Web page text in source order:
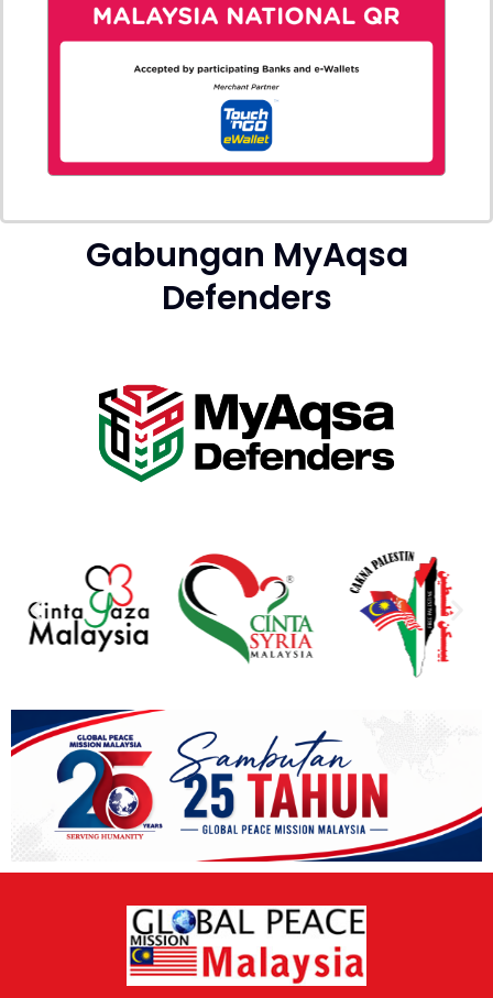
Gabungan MyAqsa
Defenders